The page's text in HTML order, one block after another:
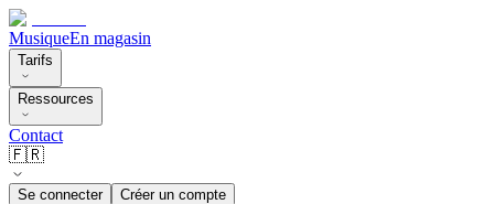
MusiqueEn magasin
Tarifs
Ressources
Contact
🇫🇷
Se connecter Créer un compte